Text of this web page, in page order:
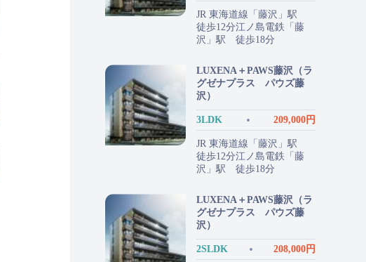
JR 東海道線「藤沢」駅
徒歩12分江ノ島電鉄「藤
沢」駅 徒歩18分
LUXENA＋PAWS藤沢（ラ
グゼナプラス パウズ藤
沢）
3LDK 209,000円
JR 東海道線「藤沢」駅
徒歩12分江ノ島電鉄「藤
沢」駅 徒歩18分
LUXENA＋PAWS藤沢（ラ
グゼナプラス パウズ藤
沢）
2SLDK 208,000円